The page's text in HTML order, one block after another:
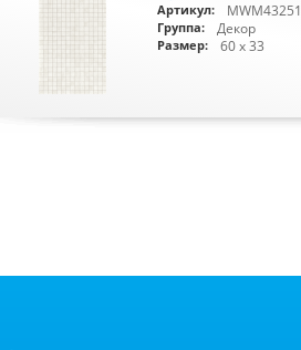
Артикул: MWM43251
Группа: Декор
Размер: 60 x 33